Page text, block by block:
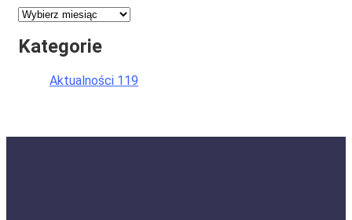
Kategorie
Aktualności 119